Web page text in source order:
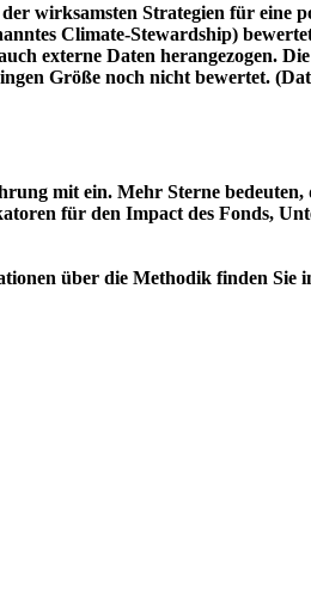
wirksamsten Strategien für eine
Climate-Stewardship)
externe Daten herangezogen.
Größe noch nicht bewertet.
mit ein. Mehr Sterne bedeuten,
für den Impact des Fonds,
über die Methodik finden Sie